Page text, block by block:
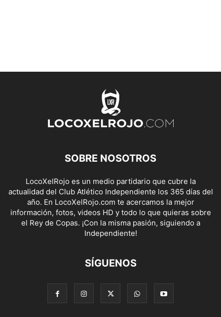
SOBRE NOSOTROS
LocoXelRojo es un medio partidario que cubre la
actualidad del Club Atlético Independiente los 365 días del
año. En LocoXelRojo.com te acercamos la mejor
información, fotos, videos HD y todo lo que quieras sobre
el Rey de Copas. ¡Con la misma pasión, siguiendo a
Independiente!
SÍGUENOS